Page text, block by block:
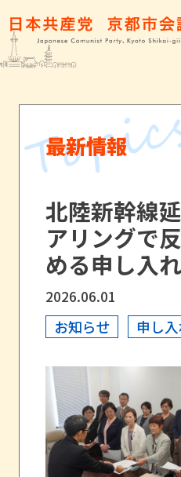
最新情報
北陸新幹線
アリングで
める申し入れ
2026.06.01
お知らせ 申し